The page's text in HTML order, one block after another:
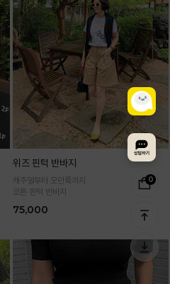
0
위즈 핀턱 반바지
캐주얼부터 모던룩까지
코튼 핀턱 반바지
75,000